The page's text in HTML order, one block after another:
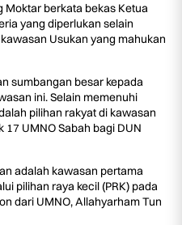
Moktar berkata bekas Ketua
yang diperlukan selain
Usukan yang mahukan
sumbangan besar kepada
ini. Selain memenuhi
pilihan rakyat di kawasan
17 UMNO Sabah bagi DUN
adalah kawasan pertama
pilihan raya kecil (PRK) pada
dari UMNO, Allahyarham Tun